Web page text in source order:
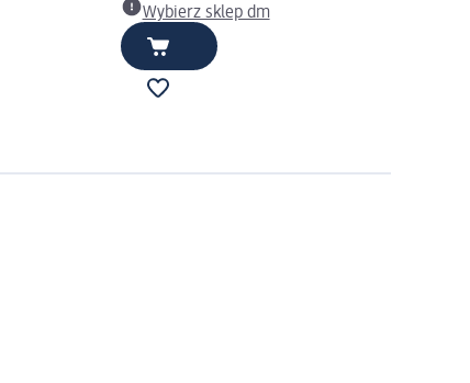
Wybierz sklep dm